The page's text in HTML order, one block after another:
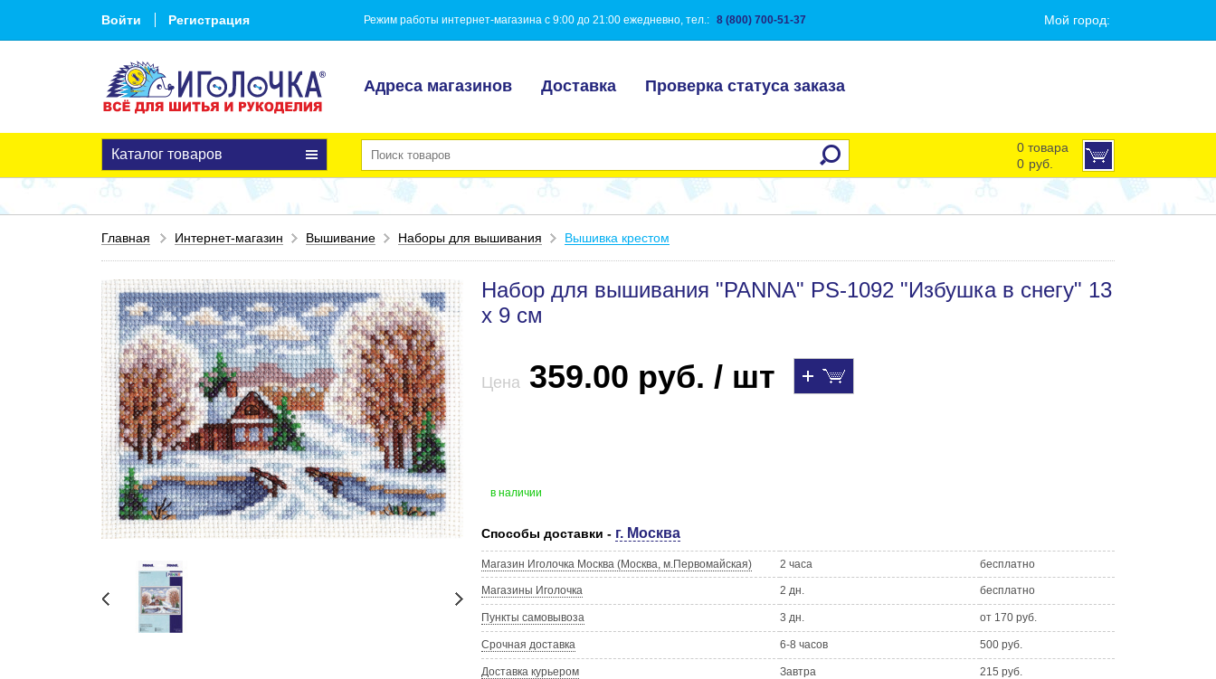
Войти Регистрация Режим работы интернет-магазина с 9:00 до 21:00 ежедневно, тел.: 8 (800) 700-51-37 Мой город:
Адреса магазинов Доставка Проверка статуса заказа
Каталог товаров
0 товара
0 руб.
Главная Интернет-магазин Вышивание Наборы для вышивания Вышивка крестом
Набор для вышивания "PANNA" PS-1092 "Избушка в снегу" 13
х 9 см
Цена 359.00 руб. / шт
в наличии
Способы доставки - г. Москва
Магазин Иголочка Москва (Москва, м.Первомайская) 2 часа бесплатно
Магазины Иголочка 2 дн. бесплатно
Пункты самовывоза 3 дн. от 170 руб.
Срочная доставка 6-8 часов 500 руб.
Доставка курьером Завтра 215 руб.